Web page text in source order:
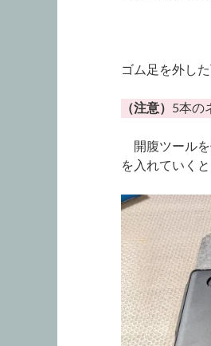
ゴム足を外し
（注意） 5本の
開腹ツールを
を入れていく